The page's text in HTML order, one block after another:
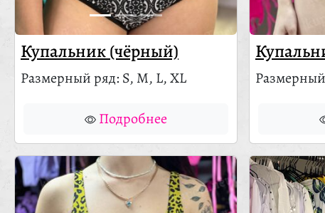
Купальник (чёрный)
Размерный ряд: S, M, L, XL
Подробнее